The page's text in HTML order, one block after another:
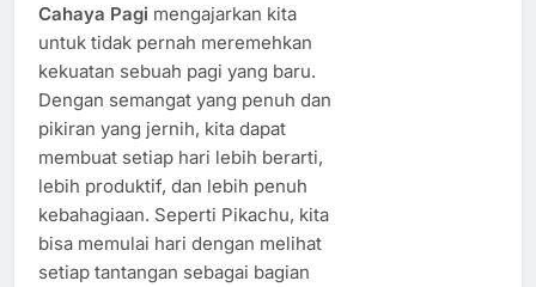
Cahaya Pagi mengajarkan kita
untuk tidak pernah meremehkan
kekuatan sebuah pagi yang baru.
Dengan semangat yang penuh dan
pikiran yang jernih, kita dapat
membuat setiap hari lebih berarti,
lebih produktif, dan lebih penuh
kebahagiaan. Seperti Pikachu, kita
bisa memulai hari dengan melihat
setiap tantangan sebagai bagian